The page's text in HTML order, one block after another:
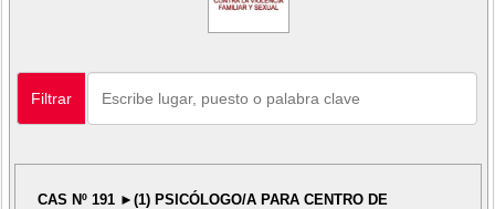
Filtrar
CAS Nº 191 ►(1) PSICÓLOGO/A PARA CENTRO DE